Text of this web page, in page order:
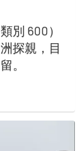
別 600）
探親，目
。